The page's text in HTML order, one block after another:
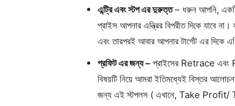
এন্ট্রি এবং স্টপ এর দুরুত্ত– ধরুন আপনি, একটি
প্রাইস আপনার এন্ত্রির বিপরীত দিকে যাবে
এবং তারপরই আবার আপনার টার্গেট এর দিকে
প্রফিট এর জন্য – প্রাইসের Retrace এবং
বিষয়টি নিয়ে আমরা ইতিমধ্যেই বিস্তর
জন্য এই স্টপলস ( এখানে, Take Profit/